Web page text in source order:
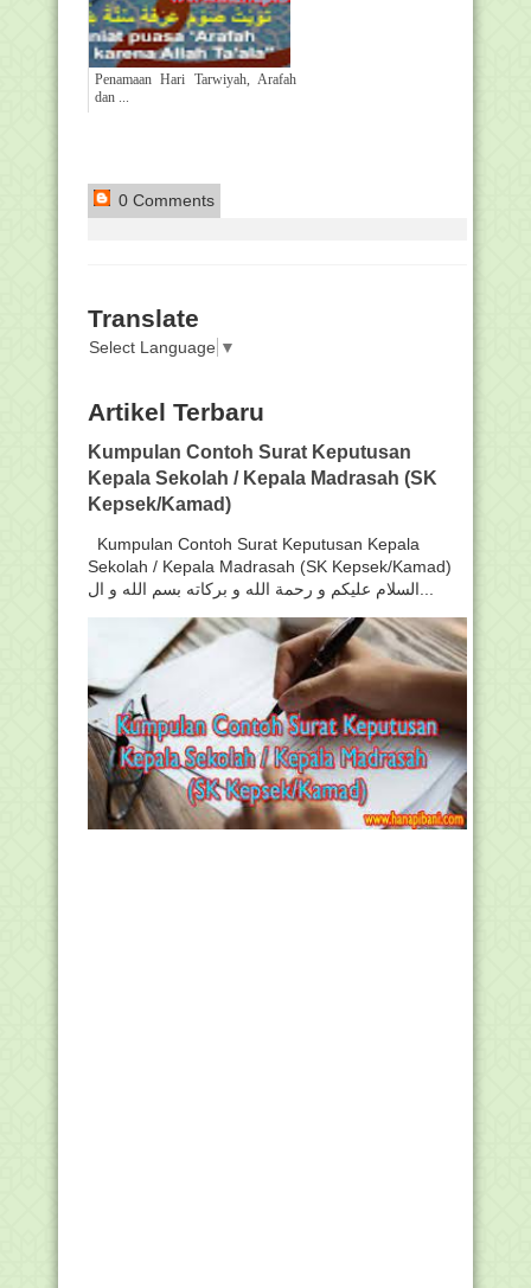
Penamaan Hari Tarwiyah, Arafah
dan ...
0 Comments
Translate
Select Language ▼
Artikel Terbaru
Kumpulan Contoh Surat Keputusan
Kepala Sekolah / Kepala Madrasah (SK
Kepsek/Kamad)
Kumpulan Contoh Surat Keputusan Kepala
Sekolah / Kepala Madrasah (SK Kepsek/Kamad)